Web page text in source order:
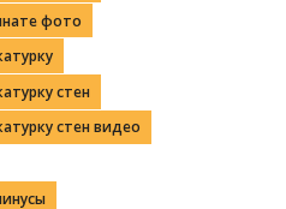
фото
стен
стен видео